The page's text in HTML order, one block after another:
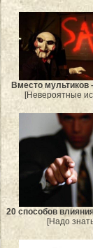
Вместо мультиков
[Невероятные
20 способов
[Надо